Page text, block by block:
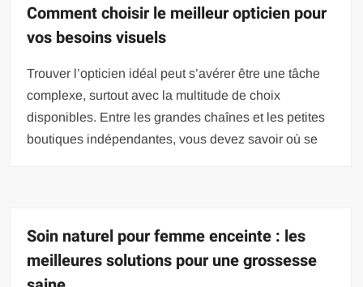
Comment choisir le meilleur opticien pour
vos besoins visuels
Trouver l’opticien idéal peut s’avérer être une tâche
complexe, surtout avec la multitude de choix
disponibles. Entre les grandes chaînes et les petites
boutiques indépendantes, vous devez savoir où se
Soin naturel pour femme enceinte : les
meilleures solutions pour une grossesse